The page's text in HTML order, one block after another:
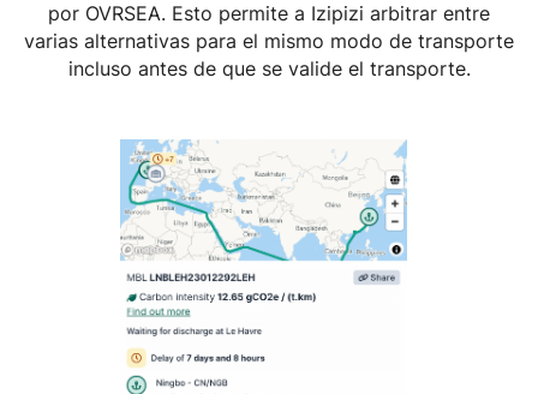
por OVRSEA. Esto permite a Izipizi arbitrar entre
varias alternativas para el mismo modo de transporte
incluso antes de que se valide el transporte.